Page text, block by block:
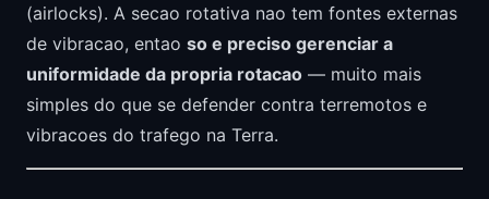
(airlocks). A secao rotativa nao tem fontes externas
de vibracao, entao so e preciso gerenciar a
uniformidade da propria rotacao — muito mais
simples do que se defender contra terremotos e
vibracoes do trafego na Terra.